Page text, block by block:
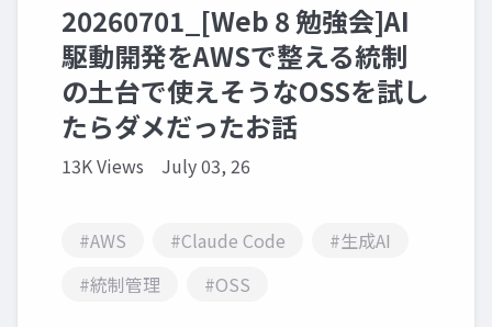
20260701_[Web 8 勉強会]AI
駆動開発をAWSで整える統制
の土台で使えそうなOSSを試し
たらダメだったお話
13K Views July 03, 26
#AWS #Claude Code
#生成AI
#統制管理
#OSS